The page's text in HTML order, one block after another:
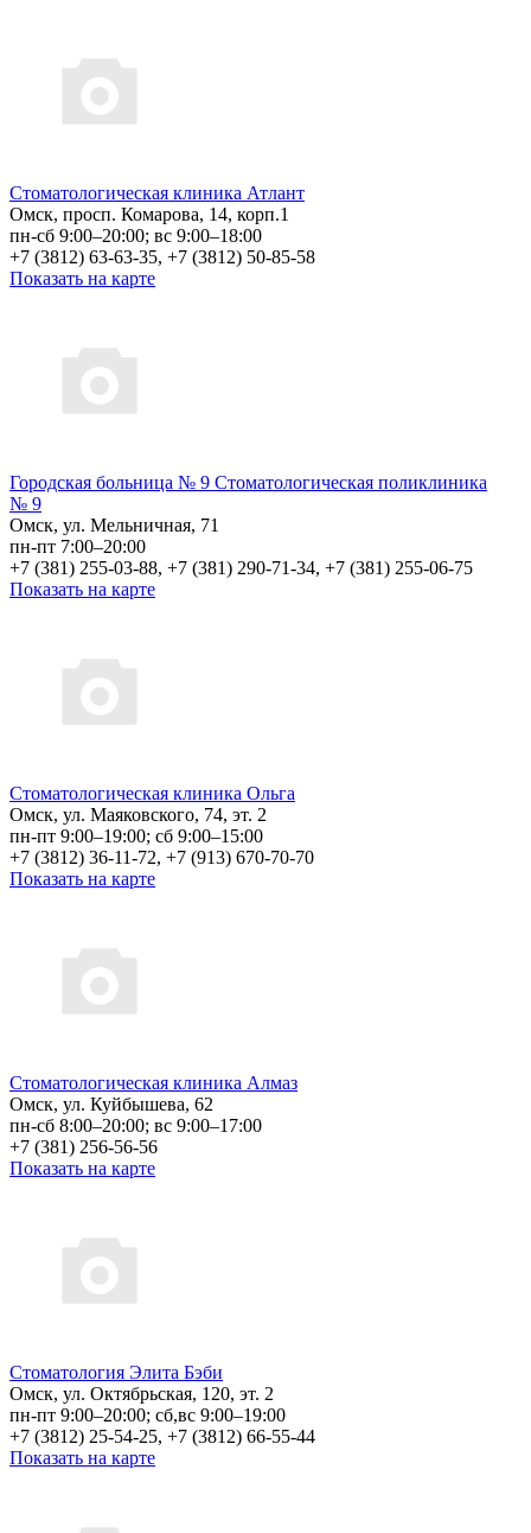
Стоматологическая клиника Атлант
Омск, просп. Комарова, 14, корп.1
пн-сб 9:00–20:00; вс 9:00–18:00
+7 (3812) 63-63-35, +7 (3812) 50-85-58
Показать на карте
Городская больница № 9 Стоматологическая поликлиника
№ 9
Омск, ул. Мельничная, 71
пн-пт 7:00–20:00
+7 (381) 255-03-88, +7 (381) 290-71-34, +7 (381) 255-06-75
Показать на карте
Стоматологическая клиника Ольга
Омск, ул. Маяковского, 74, эт. 2
пн-пт 9:00–19:00; сб 9:00–15:00
+7 (3812) 36-11-72, +7 (913) 670-70-70
Показать на карте
Стоматологическая клиника Алмаз
Омск, ул. Куйбышева, 62
пн-сб 8:00–20:00; вс 9:00–17:00
+7 (381) 256-56-56
Показать на карте
Стоматология Элита Бэби
Омск, ул. Октябрьская, 120, эт. 2
пн-пт 9:00–20:00; сб,вс 9:00–19:00
+7 (3812) 25-54-25, +7 (3812) 66-55-44
Показать на карте